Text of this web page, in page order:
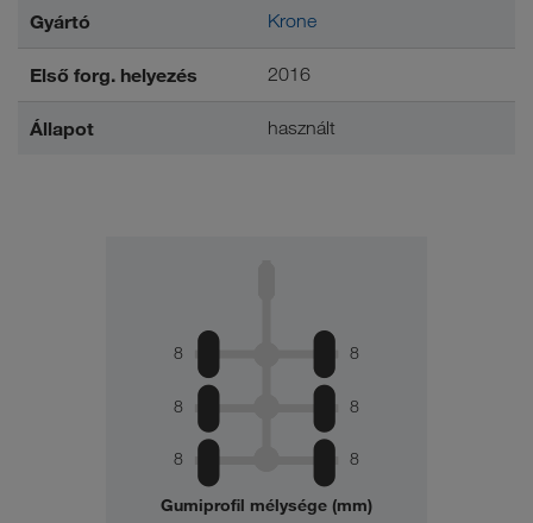
Gyártó Krone
Első forg. helyezés 2016
Állapot használt
8 8
8 8
8 8
Gumiprofil mélysége (mm)